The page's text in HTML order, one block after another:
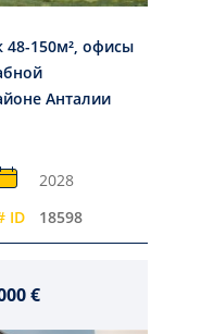
48-150м², офисы
Анталии
2028
ID 18598
€